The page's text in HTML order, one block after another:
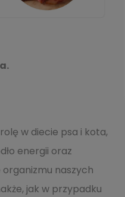
w diecie psa i kota,
energii oraz
naszych
jak w przypadku